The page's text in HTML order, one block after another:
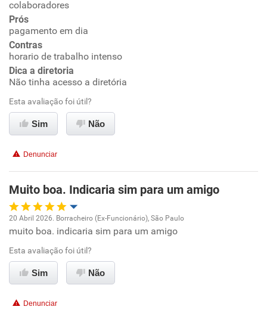
Benefícios
Recomenda esta empresa
Não recomenda a diretoria
Ambiente de trabalho
Conciliação com a vida familiar
Benefícios
Recomenda esta empresa
Recomenda a diretoria
colaboradores
Prós
pagamento em dia
Contras
horario de trabalho intenso
Dica a diretoria
Não tinha acesso a diretória
Esta avaliação foi útil?
Sim Não
Denunciar
Muito boa. Indicaria sim para um amigo
Oportunidade de promoção
Ambiente de trabalho
20 Abril 2026. Borracheiro (Ex-Funcionário), São Paulo
muito boa. indicaria sim para um amigo
Esta avaliação foi útil?
Sim Não
Denunciar